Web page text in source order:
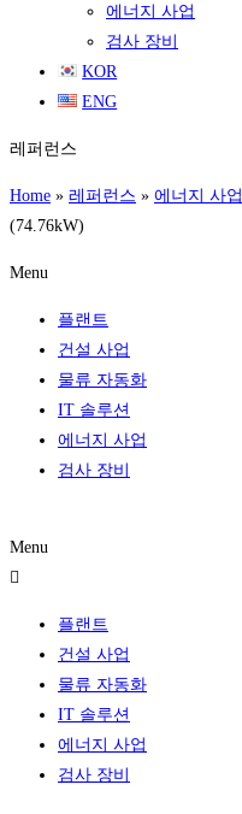
에너지 사업
검사 장비
KOR
ENG
레퍼런스
Home » 레퍼런스 » 에너지 사업
(74.76kW)
Menu
플랜트
건설 사업
물류 자동화
IT 솔루션
에너지 사업
검사 장비
Menu
플랜트
건설 사업
물류 자동화
IT 솔루션
에너지 사업
검사 장비